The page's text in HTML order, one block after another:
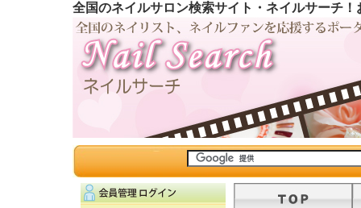
全国のネイルサロン検索サイト・ネイルサーチ